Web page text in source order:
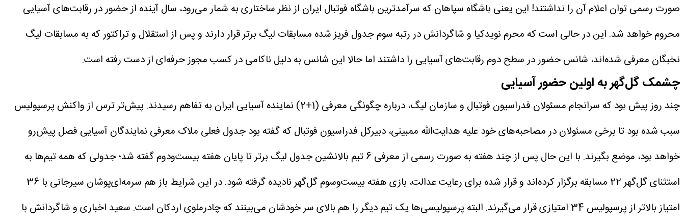
صورت رسمی توان اعلام آن را نداشتند! این یعنی باشگاه سپاهان که سرآمدترین باشگاه فوتبال ایران از نظر ساختاری به شمار می‌رود، سال آینده از حضور در رقابت‌های آسیایی
محروم خواهد شد. این در حالی است که محرم نویدکیا و شاگردانش در رتبه سوم جدول فریز شده مسابقات لیگ برتر قرار دارند و پس از استقلال و تراکتور که به مسابقات لیگ
نخبگان معرفی شده‌اند، شانس حضور در سطح دوم رقابت‌های آسیایی را داشتند اما حالا این شانس به دلیل ناکامی در کسب مجوز حرفه‌ای از دست رفته است.
چشمک گل‌گهر به اولین حضور آسیایی
چند روز پیش بود که سرانجام مسئولان فدراسیون فوتبال و سازمان لیگ، درباره چگونگی معرفی (1+2) نماینده آسیایی ایران به تفاهم رسیدند. پیش‌تر ترس از واکنش پرسپولیس
سبب شده بود تا برخی مسئولان در مصاحبه‌های خود علیه هدایت‌الله ممبینی، دبیرکل فدراسیون فوتبال که گفته بود جدول فعلی ملاک معرفی نمایندگان آسیایی فصل پیش‌رو
خواهد بود، موضع‌ بگیرند. با این حال پس از چند هفته به صورت رسمی از معرفی 6 تیم بالانشین جدول لیگ برتر تا پایان هفته بیست‌ودوم گفته شد؛ جدولی که همه تیم‌ها به
استثنای گل‌گهر 22 مسابقه برگزار کرده‌اند و قرار شده برای رعایت عدالت، بازی هفته بیست‎‌وسوم گل‌گهر نادیده گرفته شود. در این شرایط باز هم سرمه‌ای‌پوشان سیرجانی با 36
امتیاز بالاتر از پرسپولیس 34 امتیازی قرار می‌گیرند. البته پرسپولیسی‌ها یک تیم دیگر را هم بالای سر خودشان می‌بینند که چادرملوی اردکان است. سعید اخباری و شاگردانش با